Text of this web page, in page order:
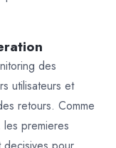
des
utilisateurs et
retours. Comme
les premieres